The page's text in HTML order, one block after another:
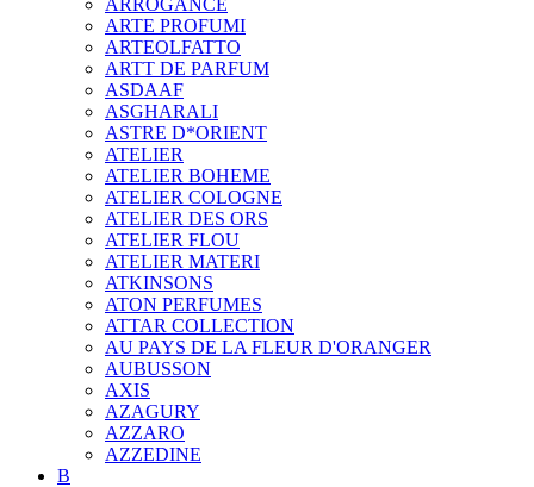
ARROGANCE
ARTE PROFUMI
ARTEOLFATTO
ARTT DE PARFUM
ASDAAF
ASGHARALI
ASTRE D*ORIENT
ATELIER
ATELIER BOHEME
ATELIER COLOGNE
ATELIER DES ORS
ATELIER FLOU
ATELIER MATERI
ATKINSONS
ATON PERFUMES
ATTAR COLLECTION
AU PAYS DE LA FLEUR D'ORANGER
AUBUSSON
AXIS
AZAGURY
AZZARO
AZZEDINE
B